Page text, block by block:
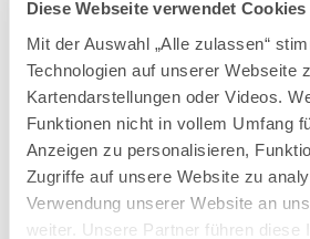
Diese Webseite verwendet Cookies
Mit der Auswahl „Alle zulassen“
Technologien auf unserer Webseite
Kartendarstellungen oder Videos.
Funktionen nicht in vollem Umfang
Anzeigen zu personalisieren,
Zugriffe auf unsere Website zu
Verwendung unserer Website an
weiter. Unsere Partner führen
©
Stephanie Hofer
Digitales Marketing - Social Media, Presse
hofer@allgaeu.de
+49-831-57537-44